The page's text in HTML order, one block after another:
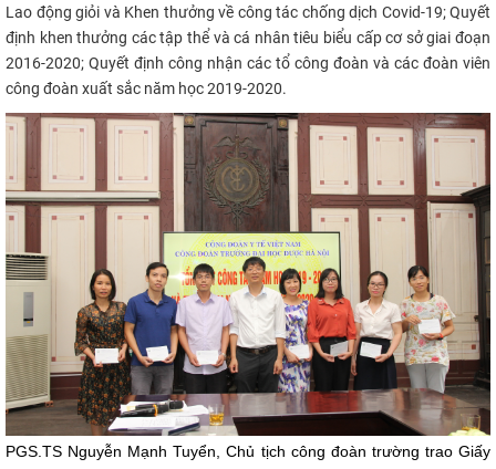
Lao động giỏi và Khen thưởng về công tác chống dịch Covid-19; Quyết
định khen thưởng các tập thể và cá nhân tiêu biểu cấp cơ sở giai đoạn
2016-2020; Quyết định công nhận các tổ công đoàn và các đoàn viên
công đoàn xuất sắc năm học 2019-2020.
PGS.TS Nguyễn Mạnh Tuyển, Chủ tịch công đoàn trường trao Giấy